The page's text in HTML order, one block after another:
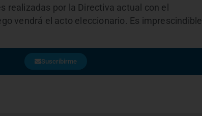
realizadas por la Directiva actual con el
vendrá el acto eleccionario. Es imprescindible
Suscribirme